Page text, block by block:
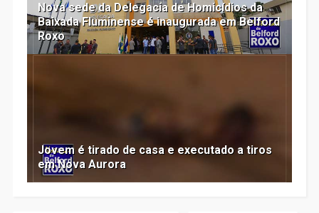
Nova sede da Delegacia de Homicídios da
Baixada Fluminense é inaugurada em Belford
Roxo
Jovem é tirado de casa e executado a tiros
em Nova Aurora